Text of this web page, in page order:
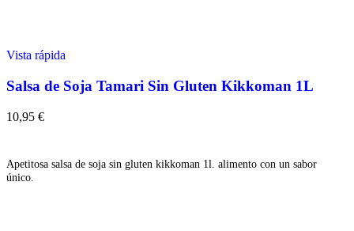
Vista rápida
Salsa de Soja Tamari Sin Gluten Kikkoman 1L
10,95 €
Apetitosa salsa de soja sin gluten kikkoman 1l. alimento con un sabor
único.